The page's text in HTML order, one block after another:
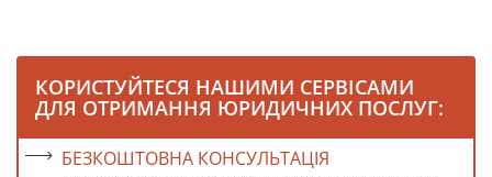
КОРИСТУЙТЕСЯ НАШИМИ СЕРВІСАМИ
ДЛЯ ОТРИМАННЯ ЮРИДИЧНИХ ПОСЛУГ:
БЕЗКОШТОВНА КОНСУЛЬТАЦІЯ